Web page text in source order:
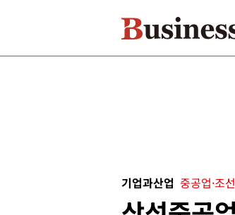
기업과산업 중공업·조